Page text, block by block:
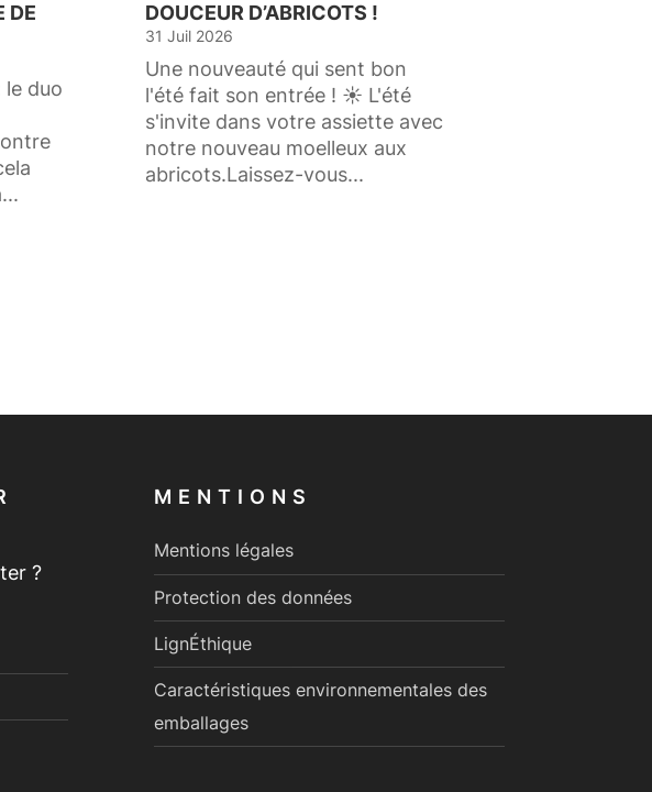
DE
duo
DOUCEUR D’ABRICOTS !
31 Juil 2026
Une nouveauté qui sent bon
l'été fait son entrée ! ☀️ L'été
s'invite dans votre assiette avec
notre nouveau moelleux aux
abricots.Laissez-vous...
?
MENTIONS
Mentions légales
Protection des données
LignÉthique
Caractéristiques environnementales des
emballages